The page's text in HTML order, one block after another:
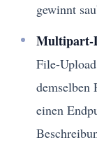
gewinnt
Multipart-
File-
demselben
einen